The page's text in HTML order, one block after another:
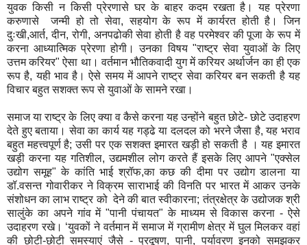
युवक किसी न किसी प्रेरणासे घर के बाहर कदम रखता है। यह प्रेरणा
करुणासे जन्मी हो तो सेवा, सहयोग के रूप में कार्यरत होती है। जिन
दुःखी,आर्त, दीन, रोगी, अनपढोकी सेवा होती है वह परमेश्वर की पूजा के रूप में
करना आध्यात्मिक प्रेरणा होगी। उनका विषय "राष्ट्र सेवा युवाओं के लिए
उत्तम करियर" ऐसा था। वर्तमान भौतिकवादी युग में करियर अर्थार्जन का ही एक
रूप है, यही भाव है। ऐसे समय में आपने राष्ट्र सेवा करियर बन सकती है यह
विचार बहुत सशक्त रूप से युवाओं के सामने रखा।
समाज या राष्ट्र के लिए क्या व कैसे करना यह उन्होंने बहुत छोटे- छोटे उदाहरण
देते हुए बताया। सेवा का कार्य यह गड्ढे या दलदल को भरने जैसा है, यह भराव
बहुत महत्त्वपूर्ण है; उसी पर एक सशक्त इमारत खड़ी हो सकती है । यह इमारत
खड़ी करना यह गतिशील, उद्यमशील लोग करते हैं इसके लिए आपने "एक्सेल
उद्योग समूह" के कांति भाई श्रॉफ,का कछ की दीमा पर उद्योग डालना या
डॉ.वसन्त गोवारीकर ने विक्रम साराभाई की विनति पर भारत में आकर उनके
संशोधन का लाभ राष्ट्र को देने की बात स्वीकारना; तंत्रक्षेत्र के उद्योजक श्री
सालुंके का अपने गांव में "पानी पंचायत" के माध्यम से विकास करना - ऐसे
उदाहरण रखे। ‘युवकों ने वर्तमान में समाज में ग्रामीण क्षेत्र में घुल मिलकर वहां
की छोटी-छोटी समस्याएं जैसे - प्रदूषण, पानी, पर्यावरण इनको समझकर